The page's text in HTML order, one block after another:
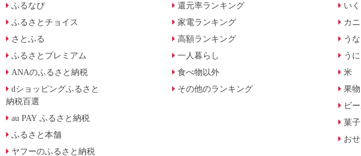
ふるなび
ふるさとチョイス
さとふる
ふるさとプレミアム
ANAのふるさと納税
dショッピングふるさと
納税百選
au PAY ふるさと納税
ふるさと本舗
ヤフーのふるさと納税
還元率ランキング
家電ランキング
高額ランキング
一人暮らし
食べ物以外
その他のランキング
い
カニ
う
うに
米
果
ビ
菓
お